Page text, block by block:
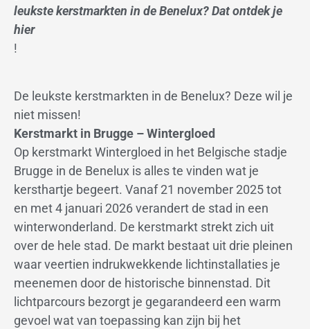
leukste kerstmarkten in de Benelux? Dat ontdek je
hier
!
De leukste kerstmarkten in de Benelux? Deze wil je
niet missen!
Kerstmarkt in Brugge – Wintergloed
Op kerstmarkt Wintergloed in het Belgische stadje
Brugge in de Benelux is alles te vinden wat je
kersthartje begeert. Vanaf 21 november 2025 tot
en met 4 januari 2026 verandert de stad in een
winterwonderland. De kerstmarkt strekt zich uit
over de hele stad. De markt bestaat uit drie pleinen
waar veertien indrukwekkende lichtinstallaties je
meenemen door de historische binnenstad. Dit
lichtparcours bezorgt je gegarandeerd een warm
gevoel wat van toepassing kan zijn bij het